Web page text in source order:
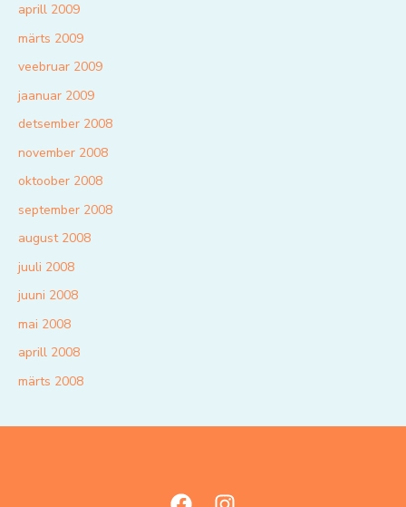
aprill 2009
märts 2009
veebruar 2009
jaanuar 2009
detsember 2008
november 2008
oktoober 2008
september 2008
august 2008
juuli 2008
juuni 2008
mai 2008
aprill 2008
märts 2008